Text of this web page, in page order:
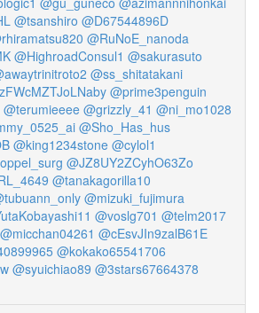
@tsanshiro @D67544896D
@RuNoE_nanoda
@HighroadConsul1 @sakurasuto
@ss_shitatakani
@prime3penguin
@terumieeee @grizzly_41 @ni_mo1028
@Sho_Has_hus
@king1234stone @cylol1
@JZ8UY2ZCyhO63Zo
@tanakagorilla10
@mizuki_fujimura
@voslg701 @telm2017
@micchan04261 @cEsvJIn9zalB61E
@kokako65541706
@syuichiao89 @3stars67664378